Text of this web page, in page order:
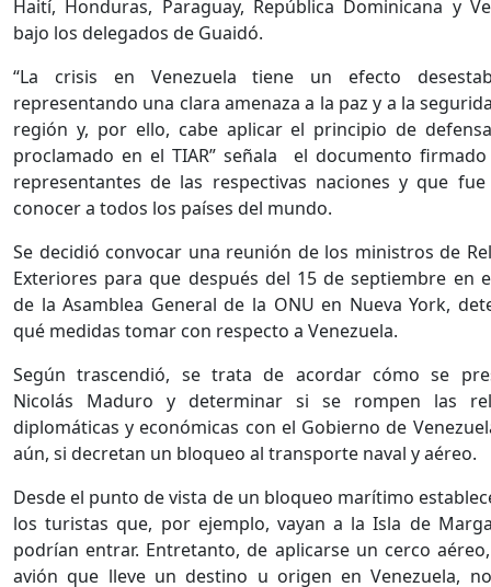
Haití, Honduras, Paraguay, República Dominicana y
bajo los delegados de Guaidó.
“La crisis en Venezuela tiene un efecto
representando una clara amenaza a la paz y a la
región y, por ello, cabe aplicar el principio de
proclamado en el TIAR” señala el documento
representantes de las respectivas naciones y que
conocer a todos los países del mundo.
Se decidió convocar una reunión de los ministros de
Exteriores para que después del 15 de septiembre en
de la Asamblea General de la ONU en Nueva York,
qué medidas tomar con respecto a Venezuela.
Según trascendió, se trata de acordar cómo se
Nicolás Maduro y determinar si se rompen las
diplomáticas y económicas con el Gobierno de
aún, si decretan un bloqueo al transporte naval y aéreo.
Desde el punto de vista de un bloqueo marítimo
los turistas que, por ejemplo, vayan a la Isla de
podrían entrar. Entretanto, de aplicarse un cerco
avión que lleve un destino u origen en Venezuela,